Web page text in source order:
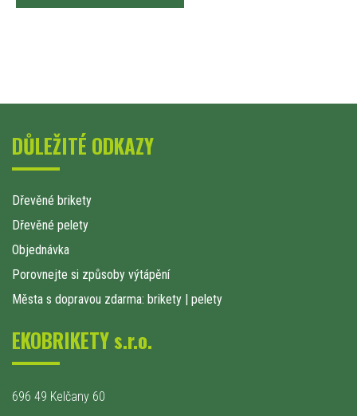
DŮLEŽITÉ ODKAZY
Dřevěné brikety
Dřevěné pelety
Objednávka
Porovnejte si způsoby výtápění
Města s dopravou zdarma: brikety | pelety
EKOBRIKETY s.r.o.
696 49 Kelčany 60